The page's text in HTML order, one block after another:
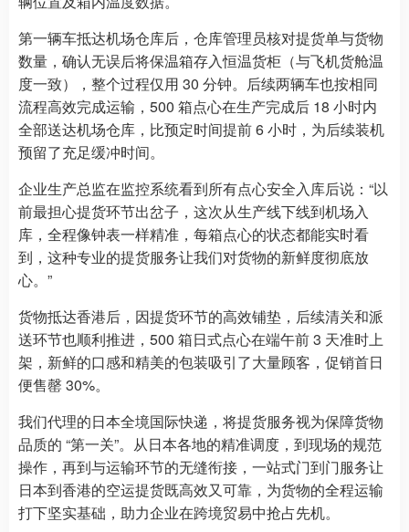
第一辆车抵达机场仓库后，仓库管理员核对提货单与货物
数量，确认无误后将保温箱存入恒温货柜（与飞机货舱温
度一致），整个过程仅用 30 分钟。后续两辆车也按相同
流程高效完成运输，500 箱点心在生产完成后 18 小时内
全部送达机场仓库，比预定时间提前 6 小时，为后续装机
预留了充足缓冲时间。
企业生产总监在监控系统看到所有点心安全入库后说：“以
前最担心提货环节出岔子，这次从生产线下线到机场入
库，全程像钟表一样精准，每箱点心的状态都能实时看
到，这种专业的提货服务让我们对货物的新鲜度彻底放
心。”
货物抵达香港后，因提货环节的高效铺垫，后续清关和派
送环节也顺利推进，500 箱日式点心在端午前 3 天准时上
架，新鲜的口感和精美的包装吸引了大量顾客，促销首日
便售罄 30%。
我们代理的日本全境国际快递，将提货服务视为保障货物
品质的 “第一关”。从日本各地的精准调度，到现场的规范
操作，再到与运输环节的无缝衔接，一站式门到门服务让
日本到香港的空运提货既高效又可靠，为货物的全程运输
打下坚实基础，助力企业在跨境贸易中抢占先机。